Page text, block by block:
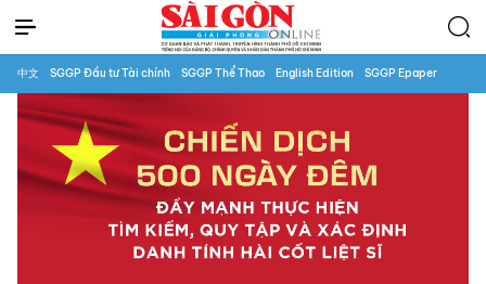
中文 SGGP Đầu tư Tài chính SGGP Thể Thao English Edition SGGP Epaper